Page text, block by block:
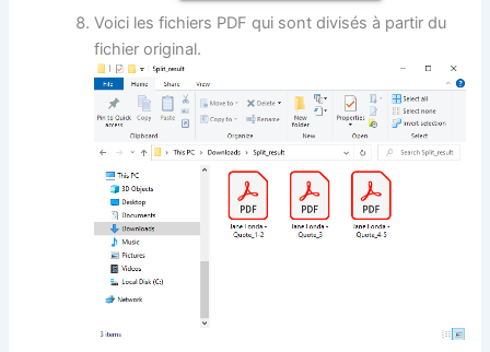
Voici les fichiers PDF qui sont divisés à partir du
fichier original.